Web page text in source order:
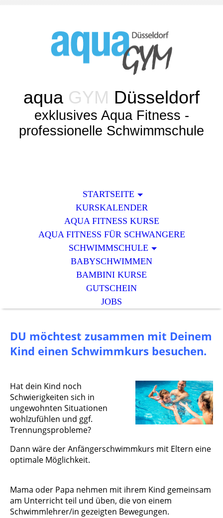
aqua GYM Düsseldorf
exklusives Aqua Fitness -
professionelle Schwimmschule
STARTSEITE
KURSKALENDER
AQUA FITNESS KURSE
AQUA FITNESS FÜR SCHWANGERE
SCHWIMMSCHULE
BABYSCHWIMMEN
BAMBINI KURSE
GUTSCHEIN
JOBS
DU möchtest zusammen mit Deinem
Kind einen Schwimmkurs besuchen.
Hat dein Kind noch
Schwierigkeiten sich in
ungewohnten Situationen
wohlzufühlen und ggf.
Trennungsprobleme?
Dann wäre der Anfängerschwimmkurs mit Eltern eine
optimale Möglichkeit.
Mama oder Papa nehmen mit ihrem Kind gemeinsam
am Unterricht teil und üben, die von einem
Schwimmlehrer/in gezeigten Bewegungen.